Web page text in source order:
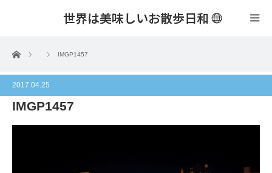
世界は美味しいお散歩日和
ホーム IMGP1457
2017.04.25
IMGP1457